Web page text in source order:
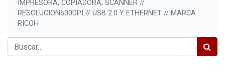
IMPRESORA, COPIADORA, SCANNER //
RESOLUCION600DPI // USB 2.0 Y ETHERNET // MARCA
RICOH